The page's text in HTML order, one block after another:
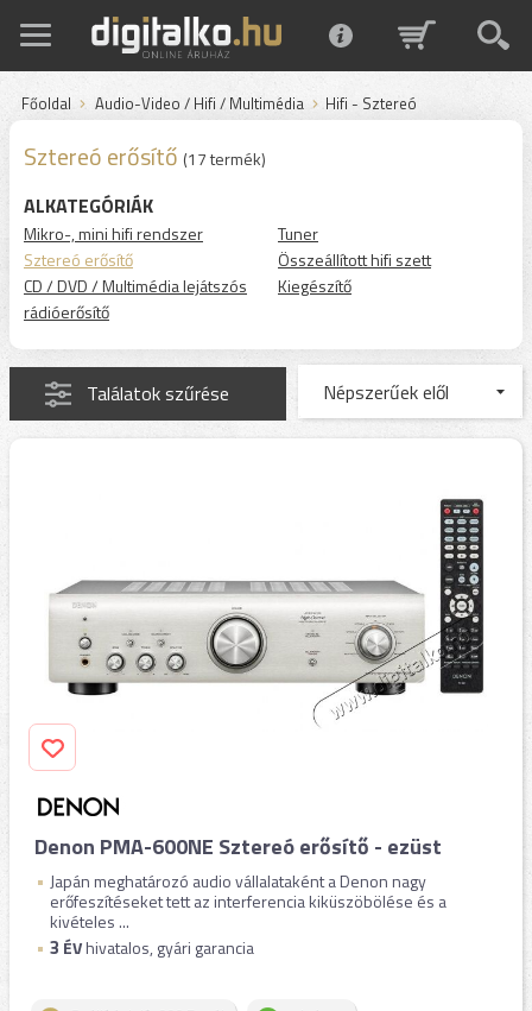
Főoldal Audio-Video / Hifi / Multimédia Hifi - Sztereó
Sztereó erősítő (17 termék)
ALKATEGÓRIÁK
Mikro-, mini hifi rendszer
Sztereó erősítő
CD / DVD / Multimédia lejátszós
rádióerősítő
Tuner
Összeállított hifi szett
Kiegészítő
Találatok szűrése
Denon PMA-600NE Sztereó erősítő - ezüst
Japán meghatározó audio vállalataként a Denon nagy
erőfeszítéseket tett az interferencia kiküszöbölése és a
kivételes ...
3 ÉVhivatalos, gyári garancia